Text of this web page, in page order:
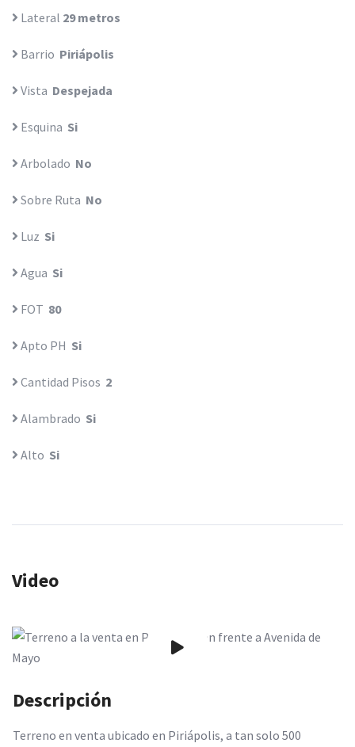
Lateral 29 metros
Barrio Piriápolis
Vista Despejada
Esquina Si
Arbolado No
Sobre Ruta No
Luz Si
Agua Si
FOT 80
Apto PH Si
Cantidad Pisos 2
Alambrado Si
Alto Si
Video
Descripción
Terreno en venta ubicado en Piriápolis, a tan solo 500